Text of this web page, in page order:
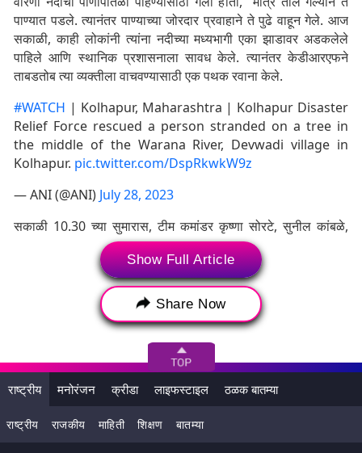
पाण्यात पडले. त्यानंतर पाण्याच्या जोरदार प्रवाहाने ते पुढे वाहून गेले. आज
सकाळी, काही लोकांनी त्यांना नदीच्या मध्यभागी एका झाडावर अडकलेले
पाहिले आणि स्थानिक प्रशासनाला सावध केले. त्यानंतर केडीआरएफने
ताबडतोब त्या व्यक्तीला वाचवण्यासाठी एक पथक रवाना केले.
#WATCH | Kolhapur, Maharashtra | Kolhapur Disaster
Relief Force rescued a person stranded on a tree in
the middle of the Warana River, Devwadi village in
Kolhapur. pic.twitter.com/DspRkwkW9z
— ANI (@ANI) July 28, 2023
सकाळी 10.30 च्या सुमारास, टीम कमांडर कृष्णा सोरटे, सुनील कांबळे,
शुभम काटकर, जीवन कुबडे, श्रवण आणि सोमनाथ सुतार यांच्या पथकाने
रेस्क्यू बोट वापरून खामकर यांची झाडावरून सुटका केली व त्यानंतर त्यांना
वैद्यकीय मदतही दिली. कोल्हापूर जिल्हा आपत्ती व्यवस्थापन अधिकारी प्रसाद
संकपाळ यांनी याबाबत माहिती दिली. आत्महत्या करण्याच्या उद्देशाने या
इसमाने वारणा नदीत उडी मारल्याची प्राथमिक माहिती होती. परंतु तोल
CM Eknath Shinde: राज्य आपत्ती प्रतिसाद निधीची अट
शिथिल, मदतीची रक्कमही दुप्पट- मुख्यमंत्री एकनाथ शिंदे)
Show Full Article
Share Now
राष्ट्रीय मनोरंजन क्रीडा लाइफस्टाइल ठळक बातम्या
राष्ट्रीय राजकीय माहिती शिक्षण बातम्या